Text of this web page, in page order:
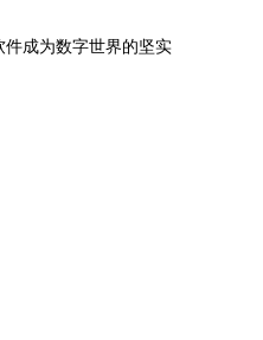
成为数字世界的坚实